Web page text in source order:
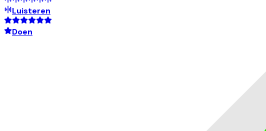
Luisteren
Doen